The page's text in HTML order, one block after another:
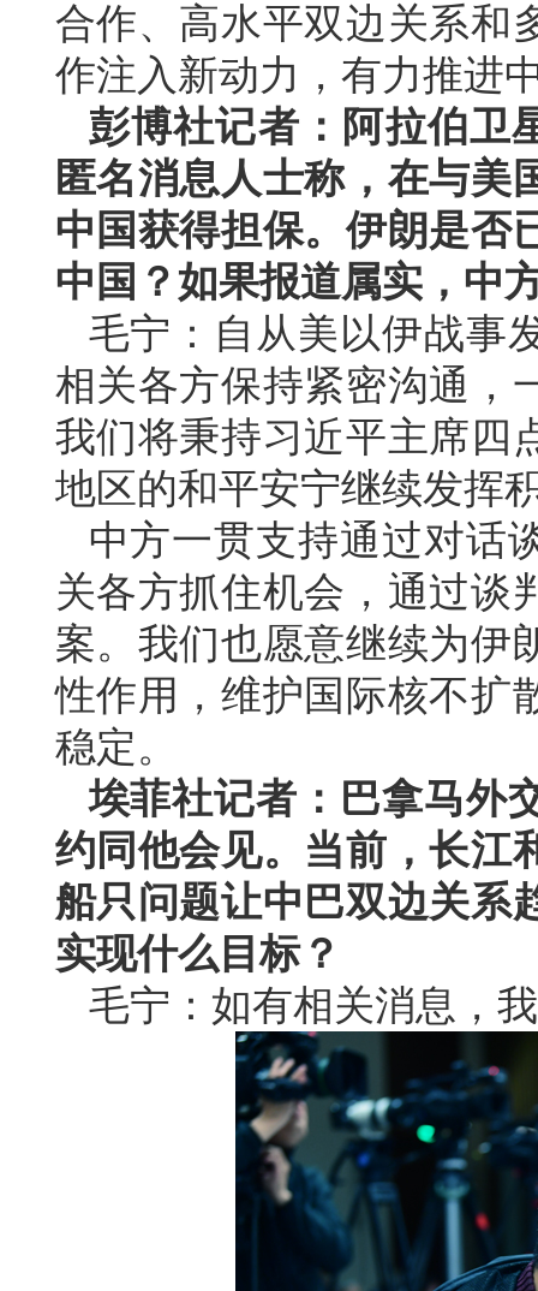
合作、高水平双边关系和
作注入新动力，有力推进
彭博社记者：阿拉伯卫
匿名消息人士称，在与美
中国获得担保。伊朗是否
中国？如果报道属实，中
毛宁：自从美以伊战事
相关各方保持紧密沟通，
我们将秉持习近平主席四
地区的和平安宁继续发挥
中方一贯支持通过对话
关各方抓住机会，通过谈
案。我们也愿意继续为伊
性作用，维护国际核不扩
稳定。
埃菲社记者：巴拿马外
约同他会见。当前，长江
船只问题让中巴双边关系
实现什么目标？
毛宁：如有相关消息，